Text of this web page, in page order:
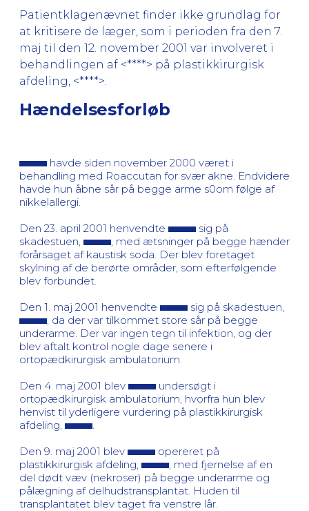
Patientklagenævnet finder ikke grundlag for
at kritisere de læger, som i perioden fra den 7.
maj til den 12. november 2001 var involveret i
behandlingen af <****> på plastikkirurgisk
afdeling, <****>.
Hændelsesforløb
havde siden november 2000 været i
behandling med Roaccutan for svær akne. Endvidere
havde hun åbne sår på begge arme s0om følge af
nikkelallergi.
Den 23. april 2001 henvendte
sig på
skadestuen,
, med ætsninger på begge hænder
forårsaget af kaustisk soda. Der blev foretaget
skylning af de berørte områder, som efterfølgende
blev forbundet.
Den 1. maj 2001 henvendte
sig på skadestuen,
, da der var tilkommet store sår på begge
underarme. Der var ingen tegn til infektion, og der
blev aftalt kontrol nogle dage senere i
ortopædkirurgisk ambulatorium.
Den 4. maj 2001 blev
undersøgt i
ortopædkirurgisk ambulatorium, hvorfra hun blev
henvist til yderligere vurdering på plastikkirurgisk
afdeling,
Den 9. maj 2001 blev
opereret på
plastikkirurgisk afdeling,
, med fjernelse af en
del dødt væv (nekroser) på begge underarme og
pålægning af delhudstransplantat. Huden til
transplantatet blev taget fra venstre lår.